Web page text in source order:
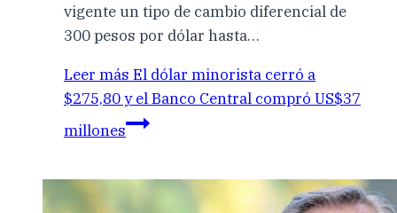
vigente un tipo de cambio diferencial de
300 pesos por dólar hasta…
Leer más El dólar minorista cerró a
$275,80 y el Banco Central compró US$37
millones